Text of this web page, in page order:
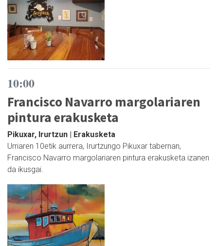
10:00
Francisco Navarro margolariaren
pintura erakusketa
Pikuxar, Irurtzun | Erakusketa
Urriaren 10etik aurrera, Irurtzungo Pikuxar tabernan,
Francisco Navarro margolariaren pintura erakusketa izanen
da ikusgai.